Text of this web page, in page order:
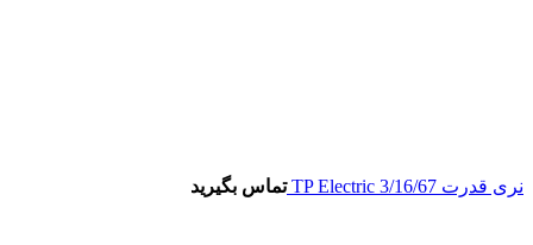
نری قدرت 3/16/67 TP Electric تماس بگیرید